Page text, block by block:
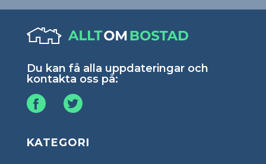
Du kan få alla uppdateringar och
kontakta oss på:
KATEGORI